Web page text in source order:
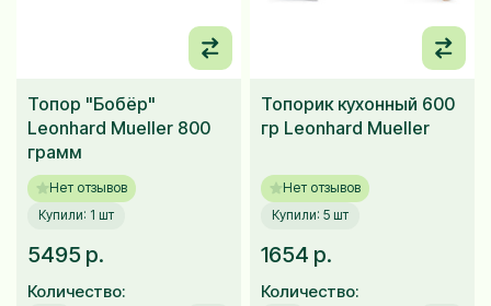
Топор "Бобёр"
Leonhard Mueller 800
грамм
Нет отзывов
Купили: 1 шт
5495 р.
Количество:
Топорик кухонный 600
гр Leonhard Mueller
Нет отзывов
Купили: 5 шт
1654 р.
Количество: